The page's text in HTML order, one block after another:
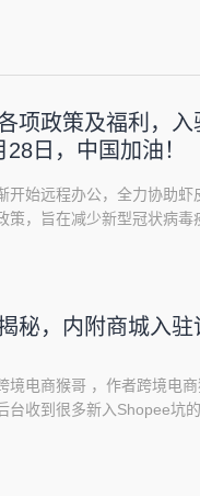
项政策及福利，
日，中国加油！
开始远程办公，全力协助
策，旨在减少新型冠状病
等。虾皮入驻加速 "七大免
秘，内附商城入驻
境电商猴哥 ，作者跨境电
台收到很多新入Shopee坑
能这就是品牌的魅力，可